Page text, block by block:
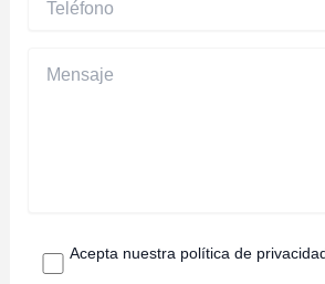
Acepta nuestra política de